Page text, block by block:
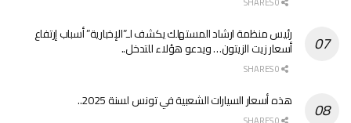
رئيس منظمة ارشاد المستهلك يكشف لـ”الإخبارية” أسباب إرتفاع
أسعار زيت الزيتون… ويدعو هؤلاء للتدخل..
هذه أسعار السيارات الشعبية في تونس لسنة 2025..